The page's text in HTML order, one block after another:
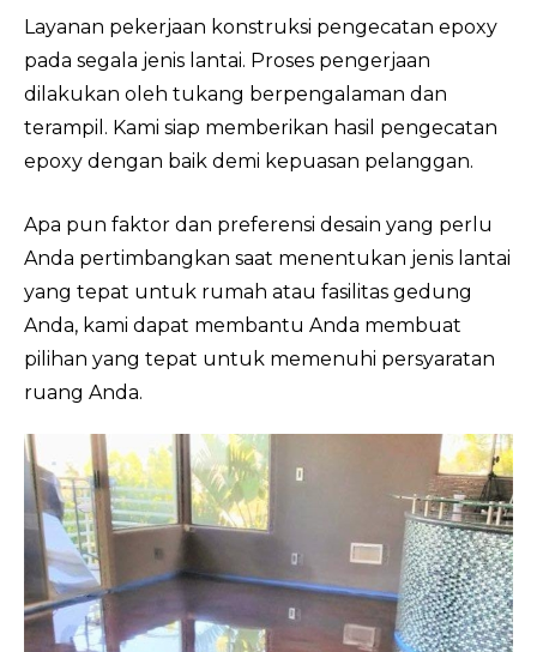
Layanan pekerjaan konstruksi pengecatan epoxy
pada segala jenis lantai. Proses pengerjaan
dilakukan oleh tukang berpengalaman dan
terampil. Kami siap memberikan hasil pengecatan
epoxy dengan baik demi kepuasan pelanggan.
Apa pun faktor dan preferensi desain yang perlu
Anda pertimbangkan saat menentukan jenis lantai
yang tepat untuk rumah atau fasilitas gedung
Anda, kami dapat membantu Anda membuat
pilihan yang tepat untuk memenuhi persyaratan
ruang Anda.